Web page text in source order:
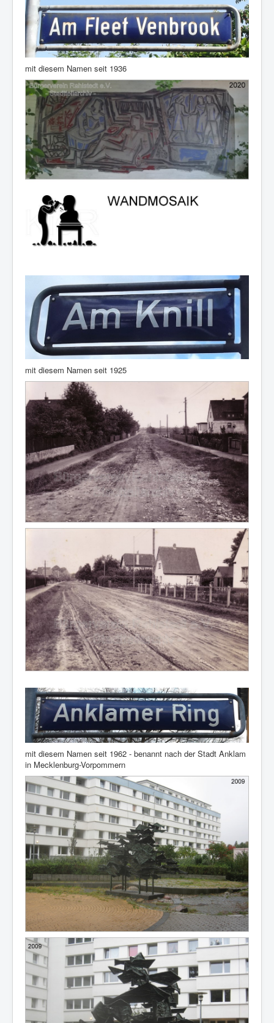
mit diesem Namen seit 1936
mit diesem Namen seit 1925
mit diesem Namen seit 1962 - benannt nach der Stadt Anklam
in Mecklenburg-Vorpommern